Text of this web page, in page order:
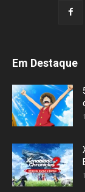
Em Destaque